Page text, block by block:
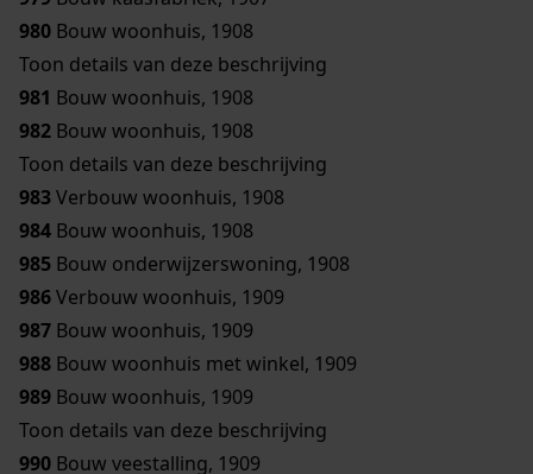
980 Bouw woonhuis, 1908
Toon details van deze beschrijving
981 Bouw woonhuis, 1908
982 Bouw woonhuis, 1908
Toon details van deze beschrijving
983Verbouw woonhuis, 1908
984 Bouw woonhuis, 1908
985 Bouw onderwijzerswoning, 1908
986Verbouw woonhuis, 1909
987 Bouw woonhuis, 1909
988 Bouw woonhuis met winkel, 1909
989 Bouw woonhuis, 1909
Toon details van deze beschrijving
990 Bouw veestalling, 1909